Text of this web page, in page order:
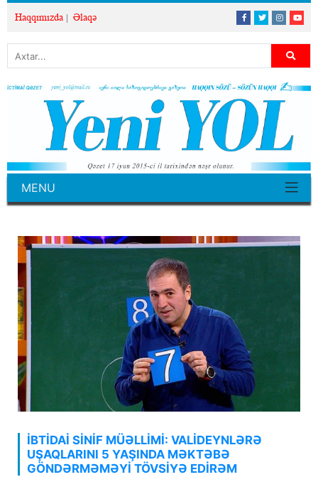
Haqqımızda Əlaqə
MENU
İBTİDAİ SİNİF MÜƏLLİMİ: VALİDEYNLƏRƏ
UŞAQLARINI 5 YAŞINDA MƏKTƏBƏ
GÖNDƏRMƏMƏYİ TÖVSİYƏ EDİRƏM